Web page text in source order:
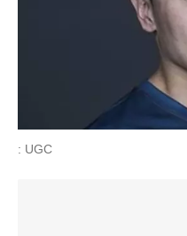
: UGC